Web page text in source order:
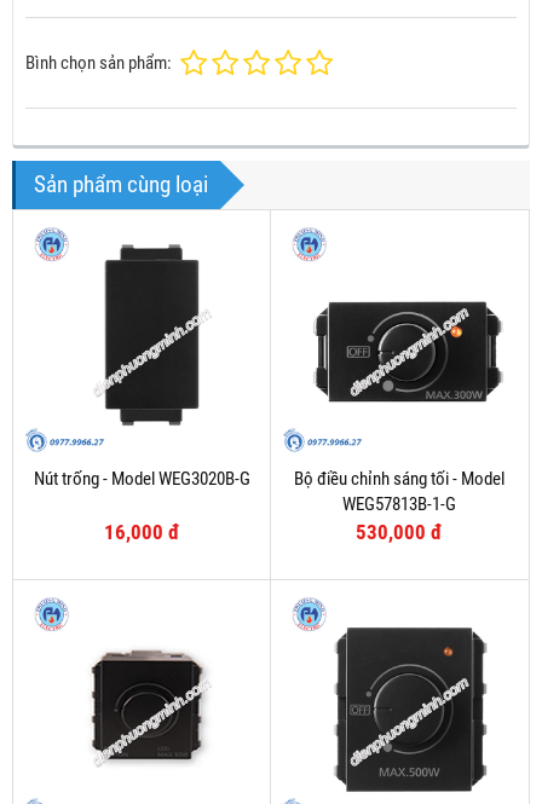
Bình chọn sản phẩm:
Sản phẩm cùng loại
Nút trống - Model WEG3020B-G
16,000 đ
Bộ điều chỉnh sáng tối - Model
WEG57813B-1-G
530,000 đ